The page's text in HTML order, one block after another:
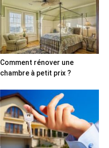
Comment rénover une
chambre à petit prix ?